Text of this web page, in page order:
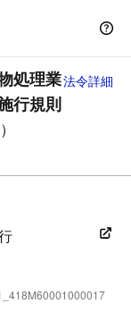
処理業
行規則
法令詳細